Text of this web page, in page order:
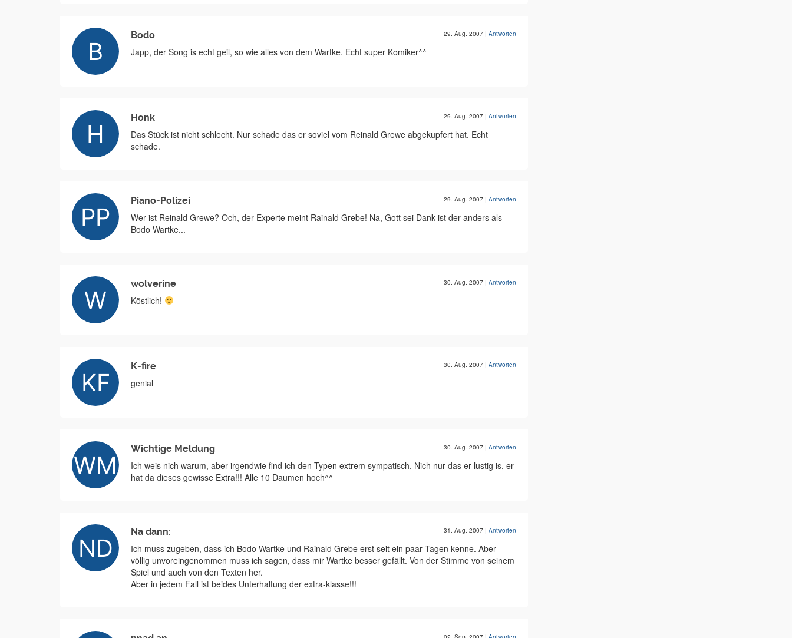
Bodo 29. Aug. 2007 | Antworten
Japp, der Song is echt geil, so wie alles von dem Wartke. Echt super Komiker^^
Honk 29. Aug. 2007 | Antworten
Das Stück ist nicht schlecht. Nur schade das er soviel vom Reinald Grewe abgekupfert hat. Echt
schade.
Piano-Polizei 29. Aug. 2007 | Antworten
Wer ist Reinald Grewe? Och, der Experte meint Rainald Grebe! Na, Gott sei Dank ist der anders als
Bodo Wartke...
wolverine 30. Aug. 2007 | Antworten
Köstlich!
K-fire 30. Aug. 2007 | Antworten
genial
Wichtige Meldung 30. Aug. 2007 | Antworten
Ich weis nich warum, aber irgendwie find ich den Typen extrem sympatisch. Nich nur das er lustig is, er
hat da dieses gewisse Extra!!! Alle 10 Daumen hoch^^
Na dann: 31. Aug. 2007 | Antworten
Ich muss zugeben, dass ich Bodo Wartke und Rainald Grebe erst seit ein paar Tagen kenne. Aber
völlig unvoreingenommen muss ich sagen, dass mir Wartke besser gefällt. Von der Stimme von seinem
Spiel und auch von den Texten her.
Aber in jedem Fall ist beides Unterhaltung der extra-klasse!!!